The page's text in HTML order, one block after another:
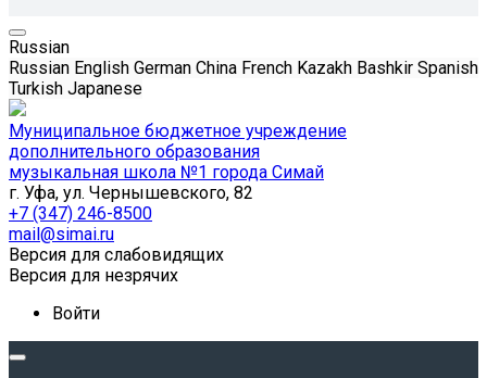
Russian
Russian English German China French Kazakh Bashkir Spanish
Turkish Japanese
Муниципальное бюджетное учреждение
дополнительного образования
музыкальная школа №1 города Симай
г. Уфа, ул. Чернышевского, 82
+7 (347) 246-8500
mail@simai.ru
Версия для слабовидящих
Версия для незрячих
Войти